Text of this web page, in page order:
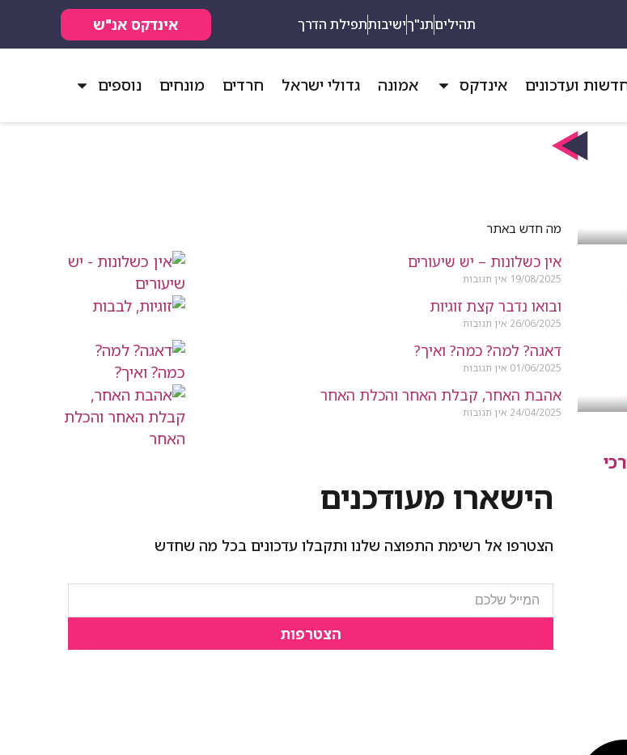
תהיליםתנ"ךישיבותתפילת הדרך אינדקס אנ"ש
ועדכונים אינדקס אמונה גדולי ישראל חרדים מונחים נוספים
מה חדש באתר
אין כשלונות – יש שיעורים
19/08/2025 אין תגובות
ובואו נדבר קצת זוגיות
26/06/2025 אין תגובות
דאגה? למה? כמה? ואיך?
01/06/2025 אין תגובות
אהבת האחר, קבלת האחר והכלת האחר
24/04/2025 אין תגובות
הישארו מעודכנים
הצטרפו אל רשימת התפוצה שלנו ותקבלו עדכונים בכל מה שחדש
הצטרפות